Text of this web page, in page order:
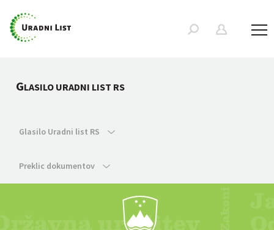
GLASILO URADNI LIST RS
Glasilo Uradni list RS
Preklic dokumentov